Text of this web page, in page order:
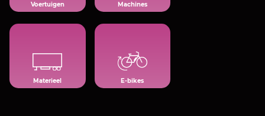
Voertuigen Machines
Materieel
Voor
alles
eigen
accu
E-bikes
Dé
Track &
Trace